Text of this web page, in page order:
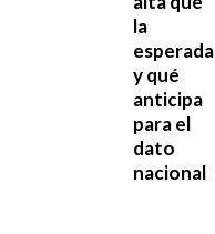
la
esperada
y qué
anticipa
para el
dato
nacional